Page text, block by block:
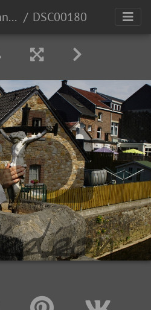
Retraite des nonnettes de Polleur 2018 DSC00180